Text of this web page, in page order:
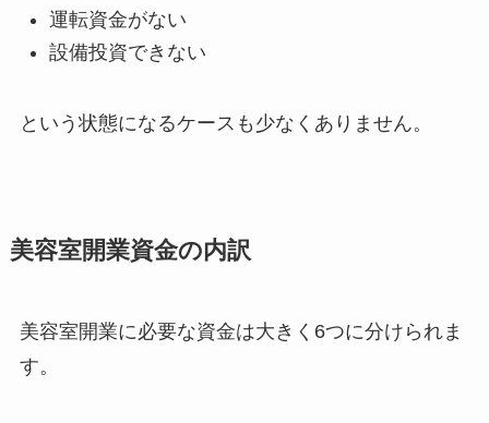
運転資金がない
設備投資できない
という状態になるケースも少なくありません。
美容室開業資金の内訳
美容室開業に必要な資金は大きく6つに分けられま
す。